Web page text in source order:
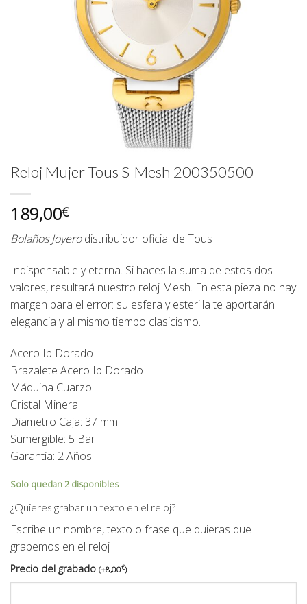
Reloj Mujer Tous S-Mesh 200350500
189,00€
Bolaños Joyerodistribuidor oficial de Tous
Indispensable y eterna. Si haces la suma de estos dos
valores, resultará nuestro reloj Mesh. En esta pieza no hay
margen para el error: su esfera y esterilla te aportarán
elegancia y al mismo tiempo clasicismo.
Acero Ip Dorado
Brazalete Acero Ip Dorado
Máquina Cuarzo
Cristal Mineral
Diametro Caja: 37 mm
Sumergible: 5 Bar
Garantía: 2 Años
Solo quedan 2 disponibles
¿Quieres grabar un texto en el reloj?
Escribe un nombre, texto o frase que quieras que
grabemos en el reloj
Precio del grabado (+8,00€)